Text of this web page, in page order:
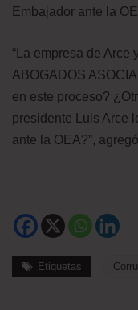
Embajador ante la
“La empresa de Arce
ABOGADOS
en este proceso?
presidente Luis Arce
ante la OEA?”,
Etiquetas